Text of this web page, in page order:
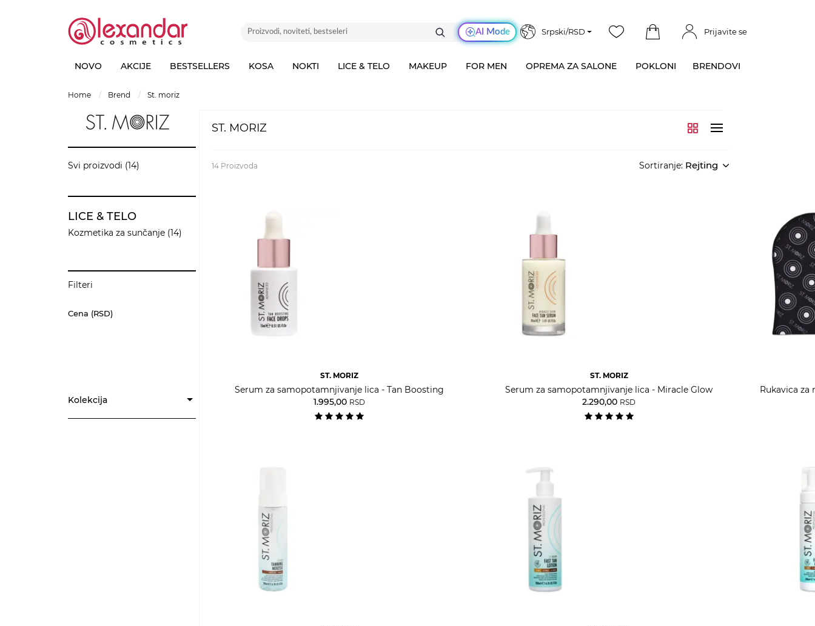
AI Mode Srpski/RSD Prijavite se
NOVO AKCIJE BESTSELLERS KOSA NOKTI LICE & TELO MAKEUP FOR MEN OPREMA ZA SALONE POKLONI BRENDOVI
home brend st. moriz
Svi proizvodi (14)
LICE & TELO
Kozmetika za sunčanje (14)
Filteri
Cena (RSD)
Kolekcija
ST. MORIZ
14 Proizvoda Sortiranje: Rejting
ST. MORIZ
Serum za samopotamnjivanje lica - Tan Boosting
1.995,00 RSD
ST. MORIZ
Serum za samopotamnjivanje lica - Miracle Glow
2.290,00 RSD
Rukavica za